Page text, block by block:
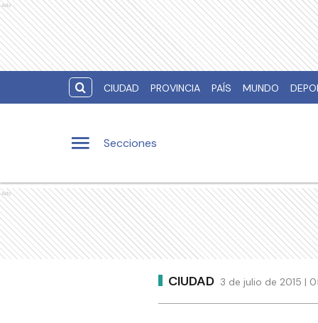
Ads
CIUDAD PROVINCIA PAÍS MUNDO
Secciones
Ads
CIUDAD 3 de julio de 2015 |